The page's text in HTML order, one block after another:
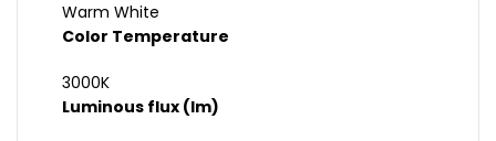
Warm White
Color Temperature
3000K
Luminous flux (lm)